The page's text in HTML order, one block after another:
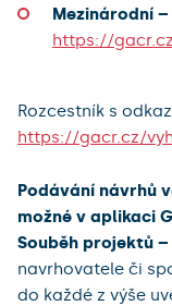
Mezinárodní
https://
Rozcestník s
https://gacr.cz/
Podávání návrhů
možné v aplikaci
Souběh projektů –
navrhovatele či
do každé z výše